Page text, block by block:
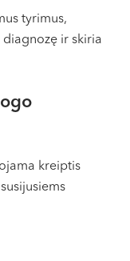
tyrimus,
ir skiria
kreiptis